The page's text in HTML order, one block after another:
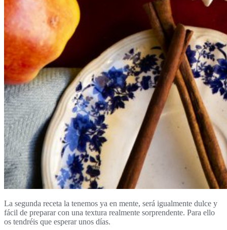
La segunda receta la tenemos ya en mente, será igualmente dulce y
fácil de preparar con una textura realmente sorprendente. Para ello
os tendréis que esperar unos días.